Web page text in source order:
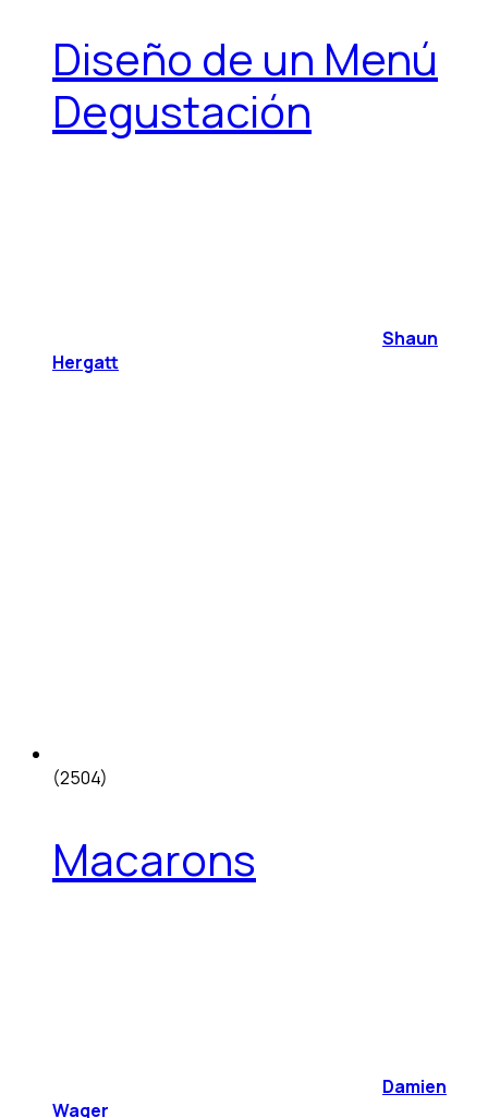
Diseño de un Menú
Degustación
Shaun
Hergatt
(2504)
Macarons
Damien
Wager